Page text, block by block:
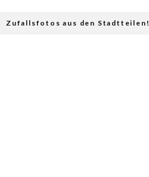
Zufallsfotos aus den Stadtteilen!